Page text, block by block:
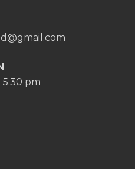
5:30 pm